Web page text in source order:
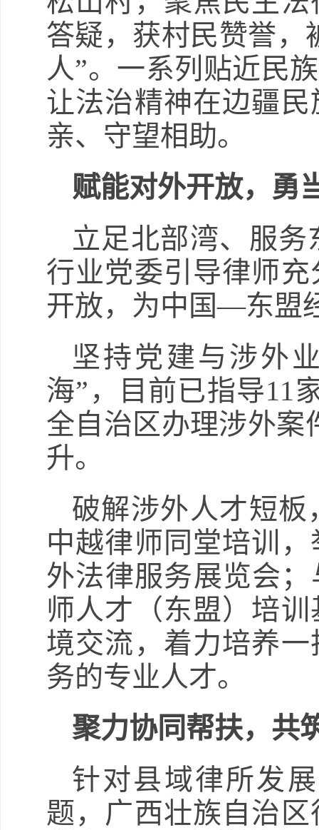
答疑，获村民赞誉，
人”。一系列贴近民
让法治精神在边疆
亲、守望相助。
赋能对外开放，勇
立足北部湾、服
行业党委引导律师
开放，为中国—东盟
坚持党建与涉外
海”，目前已指导11
全自治区办理涉外案
升。
破解涉外人才短
中越律师同堂培训
外法律服务展览会
师人才（东盟）培
境交流，着力培养
务的专业人才。
聚力协同帮扶，共
针对县域律所发
题，广西壮族自治